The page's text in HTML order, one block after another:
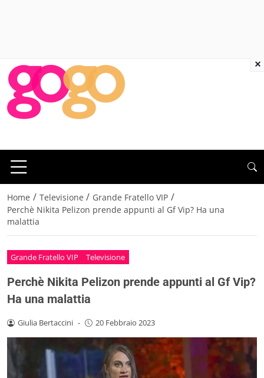
Home / Televisione / Grande Fratello VIP /
Perchè Nikita Pelizon prende appunti al Gf Vip? Ha una
malattia
Grande Fratello VIP Televisione
Perchè Nikita Pelizon prende appunti al Gf Vip?
Ha una malattia
Giulia Bertaccini - 20 Febbraio 2023
×